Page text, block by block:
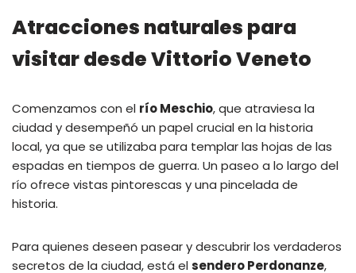
Atracciones naturales para
visitar desde Vittorio Veneto
Comenzamos con el río Meschio, que atraviesa la
ciudad y desempeñó un papel crucial en la historia
local, ya que se utilizaba para templar las hojas de las
espadas en tiempos de guerra. Un paseo a lo largo del
río ofrece vistas pintorescas y una pincelada de
historia.
Para quienes deseen pasear y descubrir los verdaderos
secretos de la ciudad, está elsendero Perdonanze,